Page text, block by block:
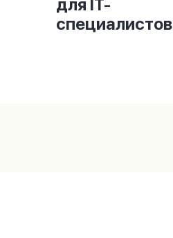
для IT-
специалистов